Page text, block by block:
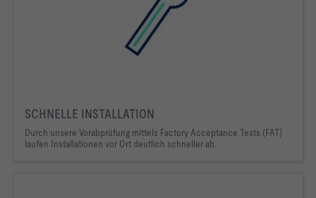
SCHNELLE INSTALLATION
Durch unsere Vorabprüfung mittels Factory Acceptance Tests (FAT)
laufen Installationen vor Ort deutlich schneller ab.